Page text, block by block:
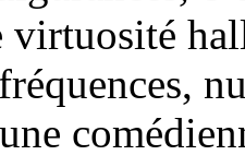
virtuosité